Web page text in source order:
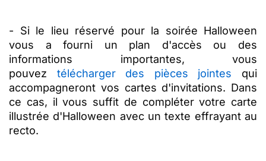
- Si le lieu réservé pour la soirée Halloween
vous a fourni un plan d'accès ou des
informations importantes, vous
pouvez télécharger des pièces jointes qui
accompagneront vos cartes d'invitations. Dans
ce cas, il vous suffit de compléter votre carte
illustrée d'Halloween avec un texte effrayant au
recto.